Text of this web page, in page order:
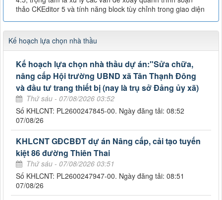
thảo CKEditor 5 và tính năng block tùy chỉnh trong giao diện
Kế hoạch lựa chọn nhà thầu
Kế hoạch lựa chọn nhà thầu dự án:"Sửa chữa,
nâng cấp Hội trường UBND xã Tân Thạnh Đông
và đầu tư trang thiết bị (nay là trụ sở Đảng ủy xã)
Thứ sáu - 07/08/2026 03:52
Số KHLCNT: PL2600247845-00. Ngày đăng tải: 08:52
07/08/26
KHLCNT GĐCBĐT dự án Nâng cấp, cải tạo tuyến
kiệt 86 đường Thiên Thai
Thứ sáu - 07/08/2026 03:51
Số KHLCNT: PL2600247947-00. Ngày đăng tải: 08:51
07/08/26